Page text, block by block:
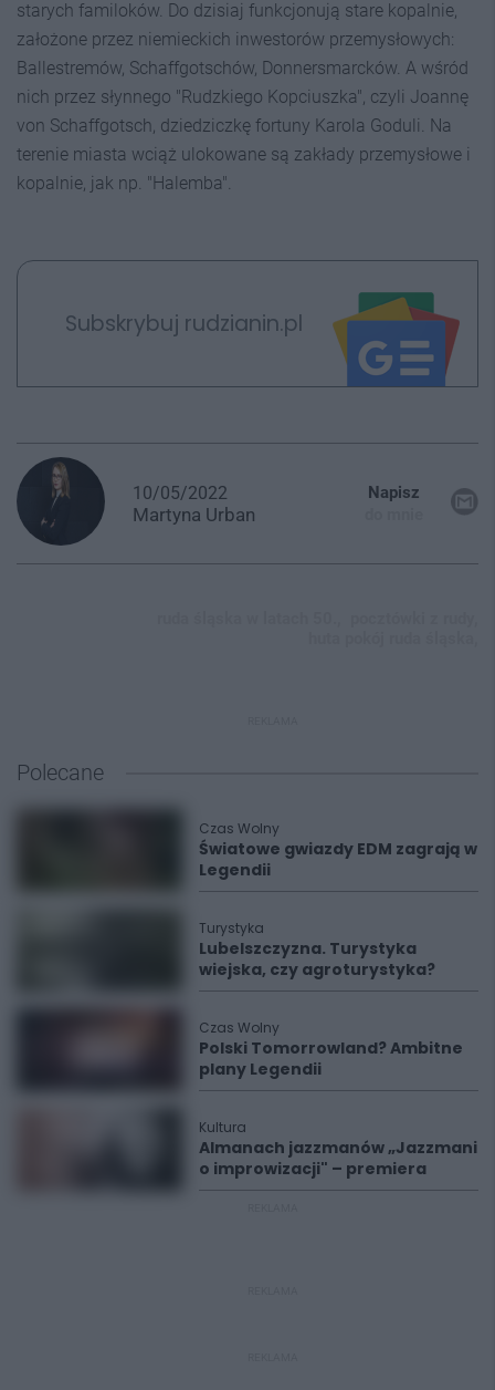
starych familoków. Do dzisiaj funkcjonują stare kopalnie,
założone przez niemieckich inwestorów przemysłowych:
Ballestremów, Schaffgotschów, Donnersmarcków. A wśród
nich przez słynnego "Rudzkiego Kopciuszka", czyli Joannę
von Schaffgotsch, dziedziczkę fortuny Karola Goduli. Na
terenie miasta wciąż ulokowane są zakłady przemysłowe i
kopalnie, jak np. "Halemba".
Subskrybuj rudzianin.pl
10/05/2022
Martyna Urban
Napisz
Polecane
Czas Wolny
Światowe gwiazdy EDM zagrają w
Legendii
Turystyka
Lubelszczyzna. Turystyka
wiejska, czy agroturystyka?
Czas Wolny
Polski Tomorrowland? Ambitne
plany Legendii
Kultura
Almanach jazzmanów „Jazzmani
o improwizacji" – premiera